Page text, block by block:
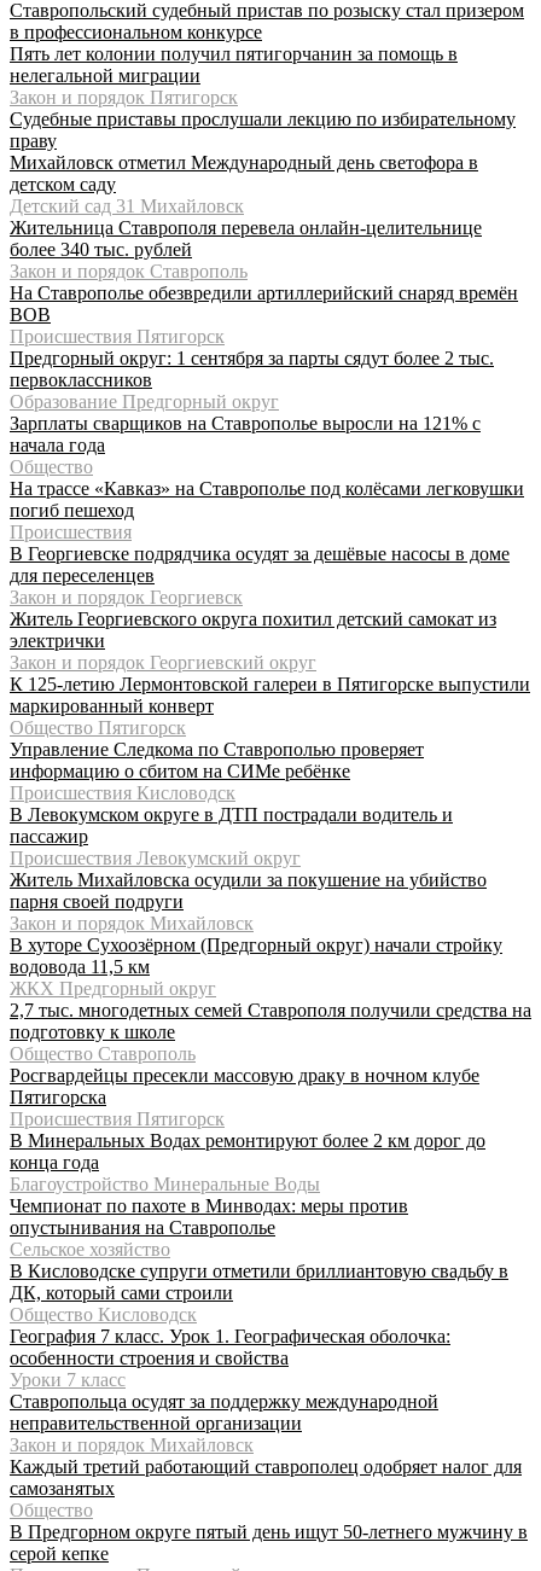
Ставропольский судебный пристав по розыску стал призером
в профессиональном конкурсе
Пять лет колонии получил пятигорчанин за помощь в
нелегальной миграции
Закон и порядок Пятигорск
Судебные приставы прослушали лекцию по избирательному
праву
Михайловск отметил Международный день светофора в
детском саду
Детский сад 31 Михайловск
Жительница Ставрополя перевела онлайн-целительнице
более 340 тыс. рублей
Закон и порядок Ставрополь
На Ставрополье обезвредили артиллерийский снаряд времён
ВОВ
Происшествия Пятигорск
Предгорный округ: 1 сентября за парты сядут более 2 тыс.
первоклассников
Образование Предгорный округ
Зарплаты сварщиков на Ставрополье выросли на 121% с
начала года
Общество
На трассе «Кавказ» на Ставрополье под колёсами легковушки
погиб пешеход
Происшествия
В Георгиевске подрядчика осудят за дешёвые насосы в доме
для переселенцев
Закон и порядок Георгиевск
Житель Георгиевского округа похитил детский самокат из
электрички
Закон и порядок Георгиевский округ
К 125-летию Лермонтовской галереи в Пятигорске выпустили
маркированный конверт
Общество Пятигорск
Управление Следкома по Ставрополью проверяет
информацию о сбитом на СИМе ребёнке
Происшествия Кисловодск
В Левокумском округе в ДТП пострадали водитель и
пассажир
Происшествия Левокумский округ
Житель Михайловска осудили за покушение на убийство
парня своей подруги
Закон и порядок Михайловск
В хуторе Сухоозёрном (Предгорный округ) начали стройку
водовода 11,5 км
ЖКХ Предгорный округ
2,7 тыс. многодетных семей Ставрополя получили средства на
подготовку к школе
Общество Ставрополь
Росгвардейцы пресекли массовую драку в ночном клубе
Пятигорска
Происшествия Пятигорск
В Минеральных Водах ремонтируют более 2 км дорог до
конца года
Благоустройство Минеральные Воды
Чемпионат по пахоте в Минводах: меры против
опустынивания на Ставрополье
Сельское хозяйство
В Кисловодске супруги отметили бриллиантовую свадьбу в
ДК, который сами строили
Общество Кисловодск
География 7 класс. Урок 1. Географическая оболочка:
особенности строения и свойства
Уроки 7 класс
Ставропольца осудят за поддержку международной
неправительственной организации
Закон и порядок Михайловск
Каждый третий работающий ставрополец одобряет налог для
самозанятых
Общество
В Предгорном округе пятый день ищут 50-летнего мужчину в
серой кепке